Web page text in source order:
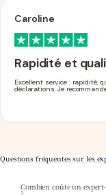
Caroline
Rapidité et
Excellent service : rapidité,
déclarations. Je
Questions fréquentes sur les
Combien coûte un
Swapn propose un